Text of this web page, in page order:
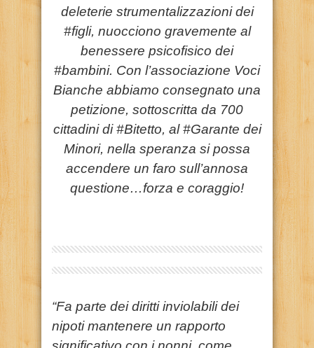
deleterie strumentalizzazioni dei
#figli, nuocciono gravemente al
benessere psicofisico dei
#bambini. Con l’associazione Voci
Bianche abbiamo consegnato una
petizione, sottoscritta da 700
cittadini di #Bitetto, al #Garante dei
Minori, nella speranza si possa
accendere un faro sull’annosa
questione…forza e coraggio!
“Fa parte dei diritti inviolabili dei
nipoti mantenere un rapporto